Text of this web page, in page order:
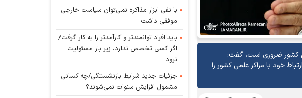
کشور ضروری است، گفت:
خود با مراکز علمی کشور را
با نفی ابزار مذاکره نمی‌توان سیاست خارجی
موفقی داشت
باید افراد توانمندتر و کارآمدتر را به کار گرفت/
اگر کسی تخصص ندارد، زیر بار مسئولیت
نرود
جزئیات جدید شرایط بازنشستگی/چه کسانی
مشمول افزایش سنوات نمی‌شوند؟